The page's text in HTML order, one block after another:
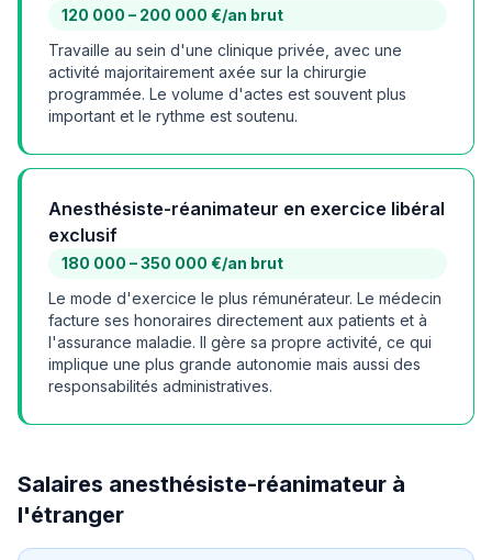
120 000 – 200 000 €/an brut
Travaille au sein d'une clinique privée, avec une
activité majoritairement axée sur la chirurgie
programmée. Le volume d'actes est souvent plus
important et le rythme est soutenu.
Anesthésiste-réanimateur en exercice libéral
exclusif
180 000 – 350 000 €/an brut
Le mode d'exercice le plus rémunérateur. Le médecin
facture ses honoraires directement aux patients et à
l'assurance maladie. Il gère sa propre activité, ce qui
implique une plus grande autonomie mais aussi des
responsabilités administratives.
Salaires anesthésiste-réanimateur à
l'étranger